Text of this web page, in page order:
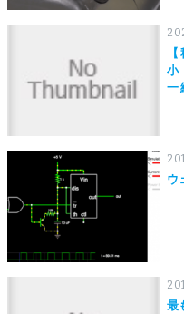
小
一
ウ
最